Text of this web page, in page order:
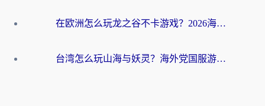
在欧洲怎么玩龙之谷不卡游戏？2026海外党国服游戏加速全攻略
台湾怎么玩山海与妖灵？海外党国服游戏加速全攻略，告别延迟卡顿